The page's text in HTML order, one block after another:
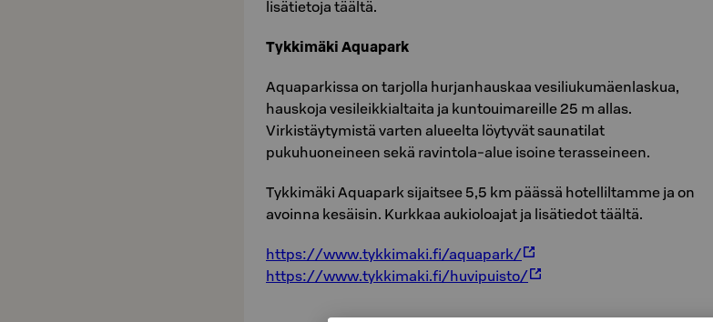
lisätietoja täältä.
Tykkimäki Aquapark
Aquaparkissa on tarjolla hurjanhauskaa vesiliukumäenlaskua,
hauskoja vesileikkialtaita ja kuntouimareille 25 m allas.
Virkistäytymistä varten alueelta löytyvät saunatilat
pukuhuoneineen sekä ravintola-alue isoine terasseineen.
Tykkimäki Aquapark sijaitsee 5,5 km päässä hotelliltamme ja on
avoinna kesäisin. Kurkkaa aukioloajat ja lisätiedot täältä.
https://www.tykkimaki.fi/aquapark/
https://www.tykkimaki.fi/huvipuisto/